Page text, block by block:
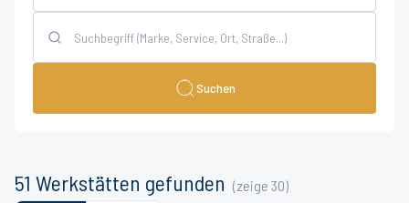
Suchen
51 Werkstätten gefunden (zeige 30)